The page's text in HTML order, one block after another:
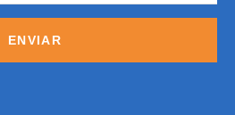
ENVIAR